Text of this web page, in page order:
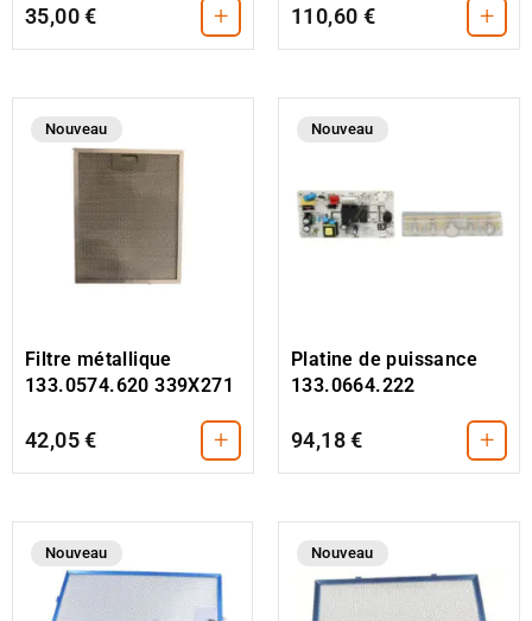
35,00 € + 110,60 € +
Nouveau
Filtre métallique
133.0574.620 339X271
42,05 € +
Nouveau
Platine de puissance
133.0664.222
94,18 € +
Nouveau Nouveau